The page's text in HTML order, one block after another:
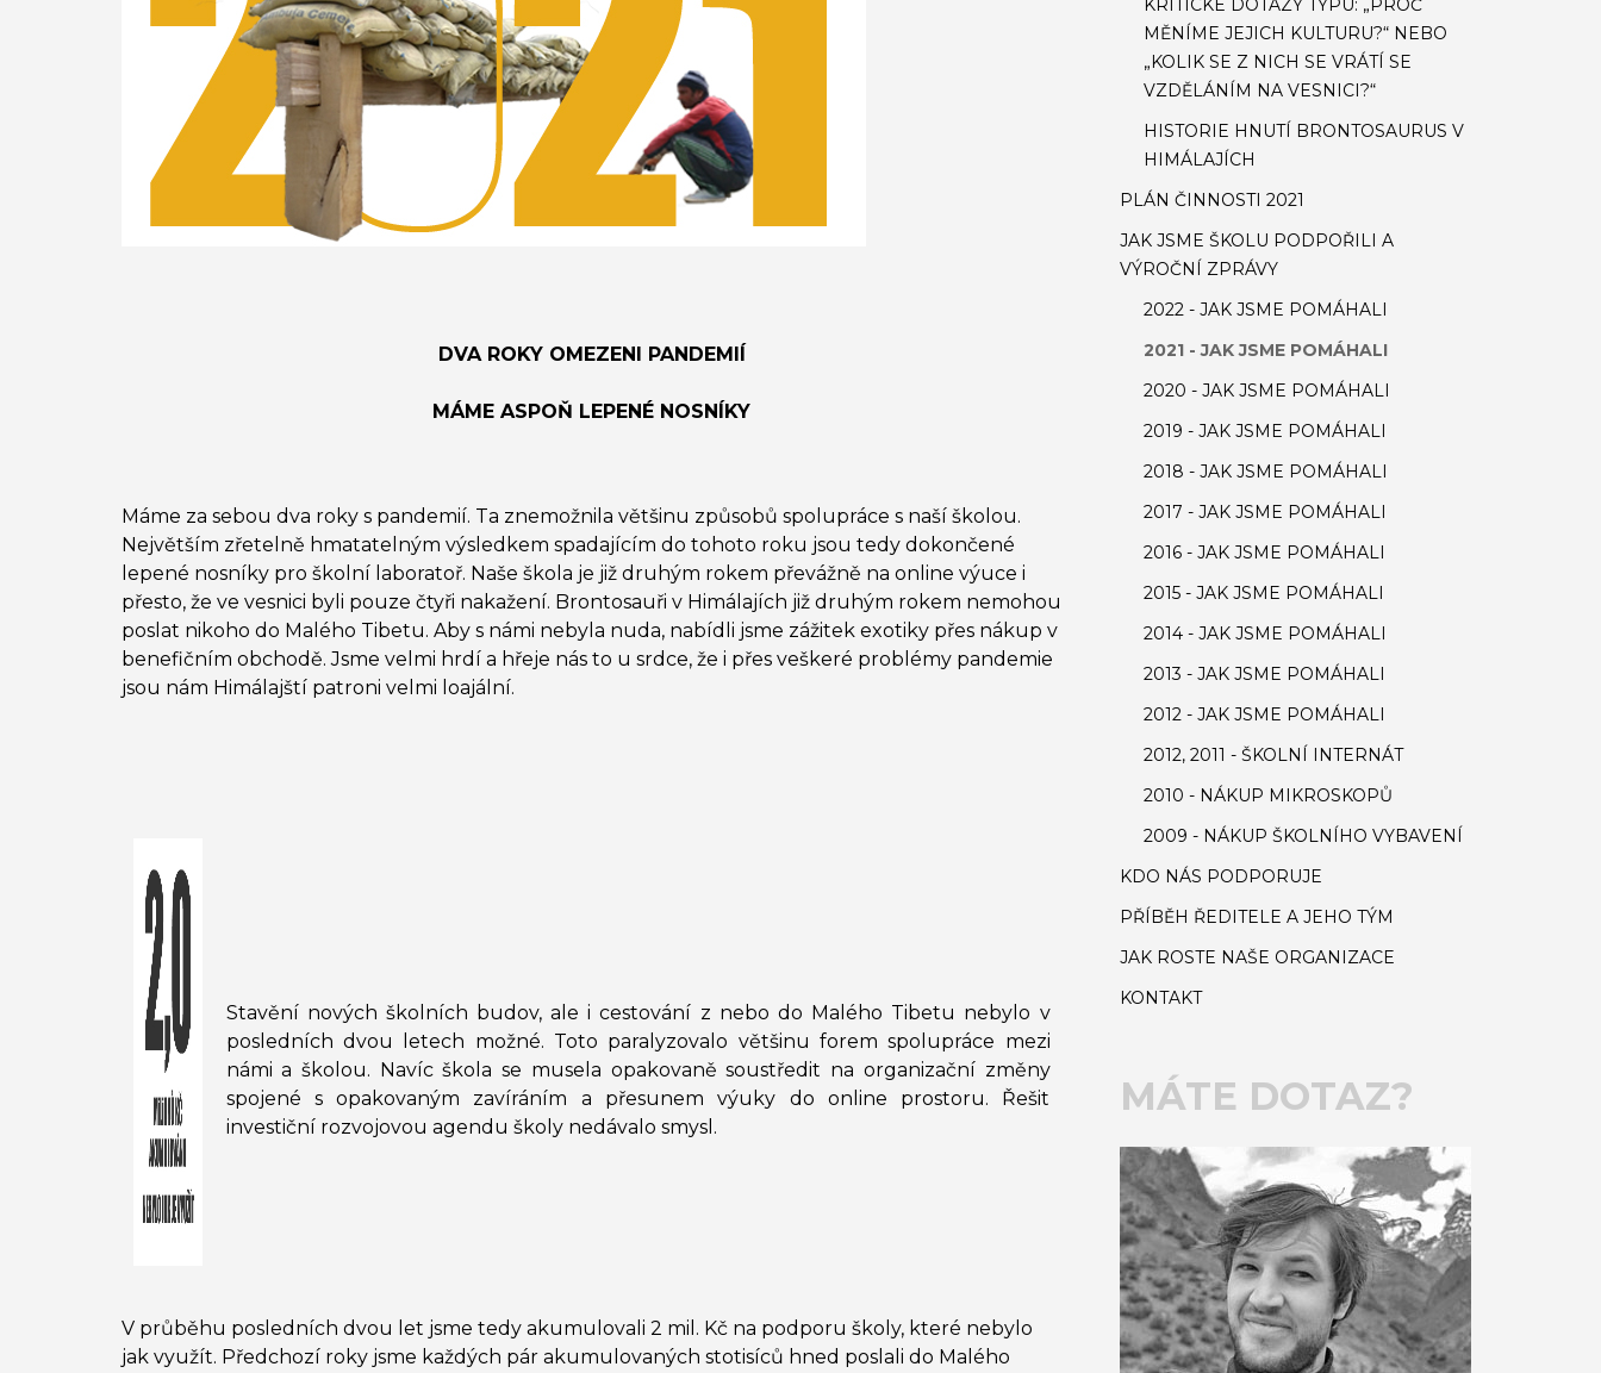
DVA ROKY OMEZENI PANDEMIÍ
MÁME ASPOŇ LEPENÉ NOSNÍKY
Máme za sebou dva roky s pandemií. Ta znemožnila většinu způsobů spolupráce s naší školou.
Největším zřetelně hmatatelným výsledkem spadajícím do tohoto roku jsou tedy dokončené
lepené nosníky pro školní laboratoř. Naše škola je již druhým rokem převážně na online výuce i
přesto, že ve vesnici byli pouze čtyři nakažení. Brontosauři v Himálajích již druhým rokem nemohou
poslat nikoho do Malého Tibetu. Aby s námi nebyla nuda, nabídli jsme zážitek exotiky přes nákup v
benefičním obchodě. Jsme velmi hrdí a hřeje nás to u srdce, že i přes veškeré problémy pandemie
jsou nám Himálajští patroni velmi loajální.
Stavění nových školních budov, ale i cestování z nebo do Malého Tibetu nebylo v
posledních dvou letech možné. Toto paralyzovalo většinu forem spolupráce mezi
námi a školou. Navíc škola se musela opakovaně soustředit na organizační změny
spojené s opakovaným zavíráním a přesunem výuky do online prostoru. Řešit
investiční rozvojovou agendu školy nedávalo smysl.
V průběhu posledních dvou let jsme tedy akumulovali 2 mil. Kč na podporu školy, které nebylo
jak využít. Předchozí roky jsme každých pár akumulovaných stotisíců hned poslali do Malého
KRITICKÉ DOTAZY TYPU: „PROČ
MĚNÍME JEJICH KULTURU?“ NEBO
„KOLIK SE Z NICH SE VRÁTÍ SE
VZDĚLÁNÍM NA VESNICI?“
HISTORIE HNUTÍ BRONTOSAURUS V
HIMÁLAJÍCH
PLÁN ČINNOSTI 2021
JAK JSME ŠKOLU PODPOŘILI A
VÝROČNÍ ZPRÁVY
2022 - JAK JSME POMÁHALI
2021 - JAK JSME POMÁHALI
2020 - JAK JSME POMÁHALI
2019 - JAK JSME POMÁHALI
2018 - JAK JSME POMÁHALI
2017 - JAK JSME POMÁHALI
2016 - JAK JSME POMÁHALI
2015 - JAK JSME POMÁHALI
2014 - JAK JSME POMÁHALI
2013 - JAK JSME POMÁHALI
2012 - JAK JSME POMÁHALI
2012, 2011 - ŠKOLNÍ INTERNÁT
2010 - NÁKUP MIKROSKOPŮ
2009 - NÁKUP ŠKOLNÍHO VYBAVENÍ
KDO NÁS PODPORUJE
PŘÍBĚH ŘEDITELE A JEHO TÝM
JAK ROSTE NAŠE ORGANIZACE
KONTAKT
MÁTE DOTAZ?